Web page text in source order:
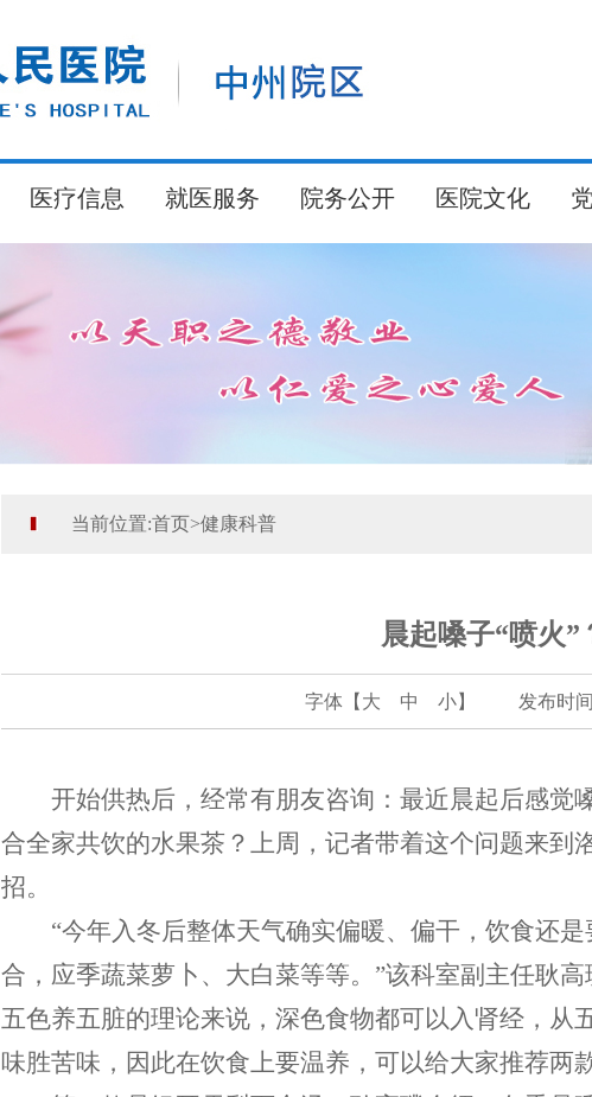
医疗信息 就医服务 院务公开 医院文化
当前位置:首页>健康科普
晨起嗓子“喷火”
字体【 大 中 小】 发布时间
开始供热后，经常有朋友咨询：最近晨起后感觉
合全家共饮的水果茶？上周，记者带着这个问题来
招。
“今年入冬后整体天气确实偏暖、偏干，饮食还
合，应季蔬菜萝卜、大白菜等等。”该科室副主任耿
五色养五脏的理论来说，深色食物都可以入肾经，
味胜苦味，因此在饮食上要温养，可以给大家推荐两